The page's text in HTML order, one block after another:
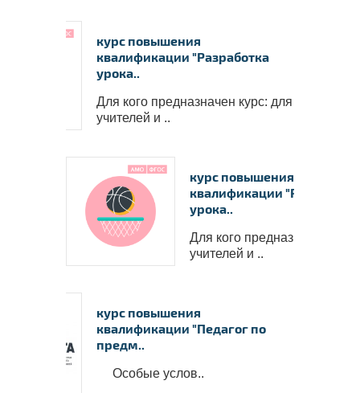
Удостоверение о повышении
квалификации ФГБОУ ВО
“Петрозаводский
университет”
✅
подтверждает лицензия, выданная
Министерством образования РФ.
лицензию
курс повышения
квалификации "Разработка
урока..
Для кого предназначен курс: для
учителей и ..
курс повышения
квалификации
урока..
Для кого предназначен
учителей и ..
курс повышения
квалификации "Педагог по
предм..
Особые услов..